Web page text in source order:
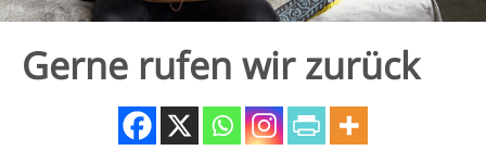
Gerne rufen wirzurück